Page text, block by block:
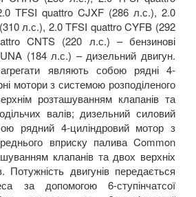
TFSI quattro CJXF (286 л.с.), 2.0
л.с.), 2.0 TFSI quattro CYFB (292
CNTS (220 л.с.) – бензинові
(184 л.с.) – дизельний двигун.
агрегати являють собою рядні 4-
мотори з системою розподіленого
розташуванням клапанів та
валів; дизельний силовий
рядний 4-циліндровий мотор з
вприску палива Common
клапанів та двох верхніх
Потужність двигунів передається
за допомогою 6-ступінчатсої